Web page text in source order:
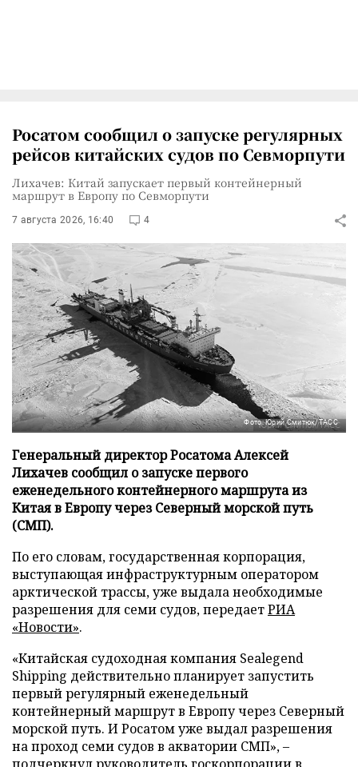
Росатом сообщил о запуске регулярных
рейсов китайских судов по Севморпути
Лихачев: Китай запускает первый контейнерный
маршрут в Европу по Севморпути
7 августа 2026, 16:40 4
Фото: Юрий Смитюк/ТАСС
Генеральный директор Росатома Алексей
Лихачев сообщил о запуске первого
еженедельного контейнерного маршрута из
Китая в Европу через Северный морской путь
(СМП).
По его словам, государственная корпорация,
выступающая инфраструктурным оператором
арктической трассы, уже выдала необходимые
разрешения для семи судов, передаетРИА
«Новости».
«Китайская судоходная компания Sealegend
Shipping действительно планирует запустить
первый регулярный еженедельный
контейнерный маршрут в Европу через Северный
морской путь. И Росатом уже выдал разрешения
на проход семи судов в акватории СМП», –